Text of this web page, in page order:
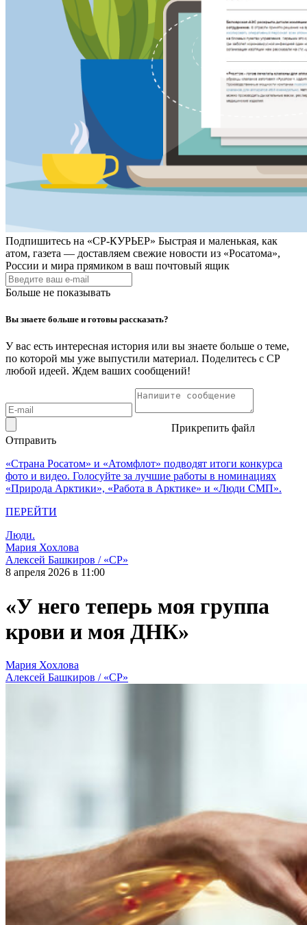
Подпишитесь на «СР-КУРЬЕР» Быстрая и маленькая, как
атом, газета — доставляем свежие новости из «Росатома»,
России и мира прямиком в ваш почтовый ящик
Больше не показывать
Вы знаете больше и готовы рассказать?
У вас есть интересная история или вы знаете больше о теме,
по которой мы уже выпустили материал. Поделитесь с СР
любой идеей. Ждем ваших сообщений!
Прикрепить файл
Отправить
«Страна Росатом» и «Атомфлот» подводят итоги конкурса
фото и видео. Голосуйте за лучшие работы в номинациях
«Природа Арктики», «Работа в Арктике» и «Люди СМП».
ПЕРЕЙТИ
Люди.
Мария Хохлова
Алексей Башкиров / «СР»
8 апреля 2026 в 11:00
«У него теперь моя группа
крови и моя ДНК»
Мария Хохлова
Алексей Башкиров / «СР»